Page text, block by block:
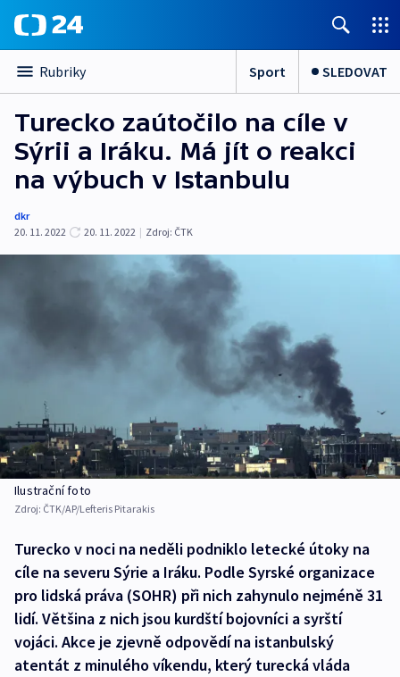
Rubriky Sport SLEDOVAT
Turecko zaútočilo na cíle v
Sýrii a Iráku. Má jít o reakci
na výbuch v Istanbulu
dkr
20. 11. 2022
20. 11. 2022 | Zdroj: ČTK
Ilustrační foto
Zdroj: ČTK/AP/Lefteris Pitarakis
Turecko v noci na neděli podniklo letecké útoky na
cíle na severu Sýrie a Iráku. Podle Syrské organizace
pro lidská práva (SOHR) při nich zahynulo nejméně 31
lidí. Většina z nich jsou kurdští bojovníci a syrští
vojáci. Akce je zjevně odpovědí na istanbulský
atentát z minulého víkendu, který turecká vláda